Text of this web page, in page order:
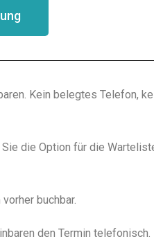
Kein belegtes Telefon,
die Option für die
buchbar.
den Termin telefonisch.